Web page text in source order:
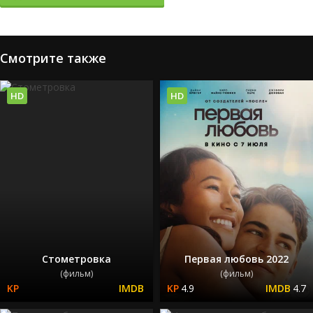
Смотрите также
Стометровка
(фильм)
HD
Первая любовь 2022
(фильм)
4.9 4.7
HD